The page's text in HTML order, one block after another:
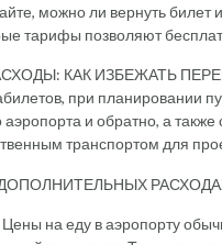
можно ли вернуть
тарифы позволяют
КАК ИЗБЕЖАТЬ
при планировании
и обратно, а
транспортом для
на еду в аэропорту